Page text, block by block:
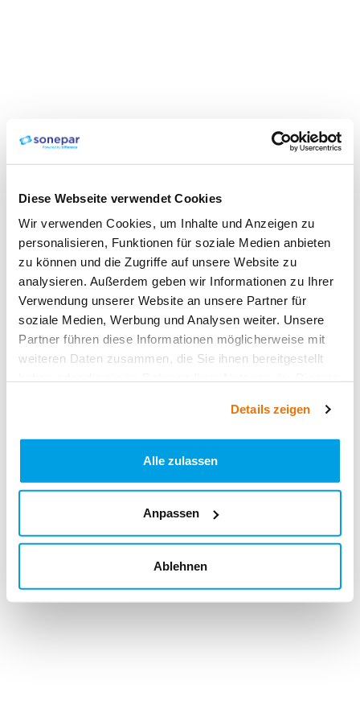
Diese Webseite verwendet Cookies
Wir verwenden Cookies, um Inhalte und Anzeigen zu
personalisieren, Funktionen für soziale Medien anbieten
zu können und die Zugriffe auf unsere Website zu
analysieren. Außerdem geben wir Informationen zu Ihrer
Verwendung unserer Website an unsere Partner für
soziale Medien, Werbung und Analysen weiter. Unsere
Partner führen diese Informationen möglicherweise mit
weiteren Daten zusammen, die Sie ihnen bereitgestellt
Details zeigen
Alle zulassen
Anpassen
Ablehnen